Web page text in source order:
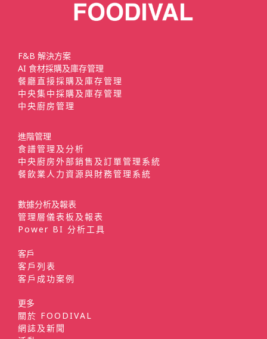
F&B 解決方案
AI 食材採購及庫存管理
餐廳直接採購及庫存管理
中央集中採購及庫存管理
中央廚房管理
進階管理
食譜管理及分析
中央廚房外部銷售及訂單管理系統
餐飲業人力資源與財務管理系統
數據分析及報表
管理層儀表板及報表
Power BI 分析工具
客戶
客戶列表
客戶成功案例
更多
關於 FOODIVAL
網誌及新聞